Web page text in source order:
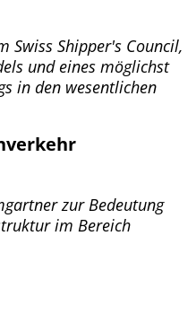
Swiss Shipper's Council,
und eines möglichst
in den wesentlichen
zur Bedeutung
im Bereich